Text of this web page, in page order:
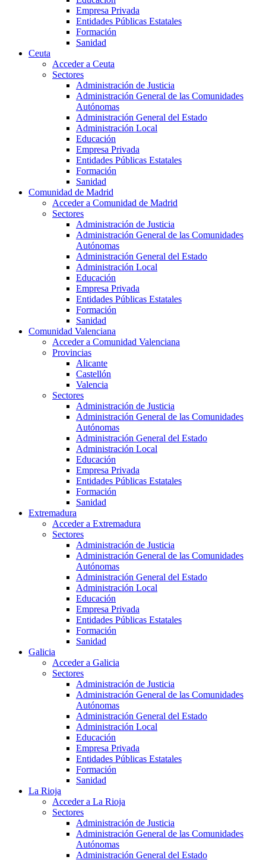
Empresa Privada
Entidades Públicas Estatales
Formación
Sanidad
Ceuta
Acceder a Ceuta
Sectores
Administración de Justicia
Administración General de las Comunidades
Autónomas
Administración General del Estado
Administración Local
Educación
Empresa Privada
Entidades Públicas Estatales
Formación
Sanidad
Comunidad de Madrid
Acceder a Comunidad de Madrid
Sectores
Administración de Justicia
Administración General de las Comunidades
Autónomas
Administración General del Estado
Administración Local
Educación
Empresa Privada
Entidades Públicas Estatales
Formación
Sanidad
Comunidad Valenciana
Acceder a Comunidad Valenciana
Provincias
Alicante
Castellón
Valencia
Sectores
Administración de Justicia
Administración General de las Comunidades
Autónomas
Administración General del Estado
Administración Local
Educación
Empresa Privada
Entidades Públicas Estatales
Formación
Sanidad
Extremadura
Acceder a Extremadura
Sectores
Administración de Justicia
Administración General de las Comunidades
Autónomas
Administración General del Estado
Administración Local
Educación
Empresa Privada
Entidades Públicas Estatales
Formación
Sanidad
Galicia
Acceder a Galicia
Sectores
Administración de Justicia
Administración General de las Comunidades
Autónomas
Administración General del Estado
Administración Local
Educación
Empresa Privada
Entidades Públicas Estatales
Formación
Sanidad
La Rioja
Acceder a La Rioja
Sectores
Administración de Justicia
Administración General de las Comunidades
Autónomas
Administración General del Estado